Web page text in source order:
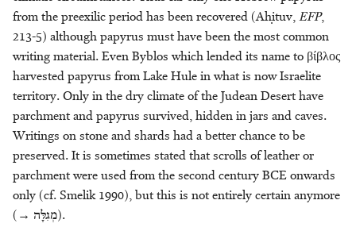
from the preexilic period has been recovered (Aḥituv,EFP,
213-5) although papyrus must have been the most common
writing material. Even Byblos which lended its name to βίβλος
harvested papyrus from Lake Hule in what is now Israelite
territory. Only in the dry climate of the Judean Desert have
parchment and papyrus survived, hidden in jars and caves.
Writings on stone and shards had a better chance to be
preserved. It is sometimes stated that scrolls of leather or
parchment were used from the second century BCE onwards
only (cf. Smelik 1990), but this is not entirely certain anymore
(→ מְגִלָּה).